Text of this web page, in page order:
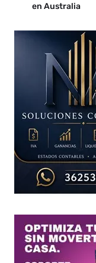
en Australia